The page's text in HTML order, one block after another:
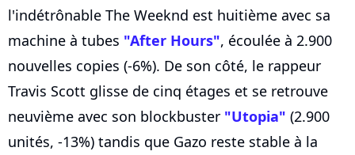
l'indétrônable The Weeknd est huitième avec sa
machine à tubes "After Hours", écoulée à 2.900
nouvelles copies (-6%). De son côté, le rappeur
Travis Scott glisse de cinq étages et se retrouve
neuvième avec son blockbuster "Utopia" (2.900
unités, -13%) tandis que Gazo reste stable à la